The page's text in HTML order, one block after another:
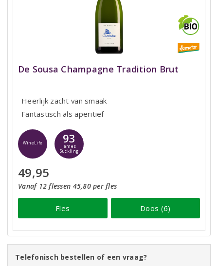
De Sousa Champagne Tradition Brut
Heerlijk zacht van smaak
Fantastisch als aperitief
WineLife 93
James
Suckling
49,95
Vanaf 12 flessen 45,80 per fles
Fles Doos (6)
Telefonisch bestellen of een vraag?